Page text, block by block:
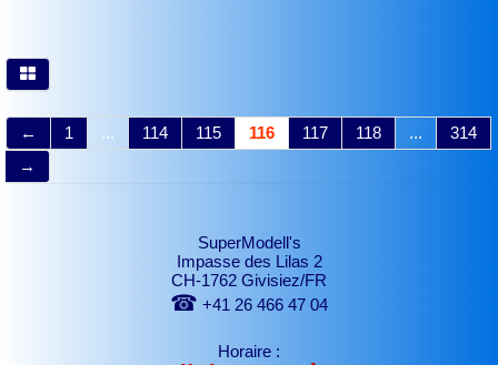
← 1 ... 114 115 116 117 118 ...
314
→
SuperModell's
Impasse des Lilas 2
CH-1762 Givisiez/FR
☎ +41 26 466 47 04
Horaire :